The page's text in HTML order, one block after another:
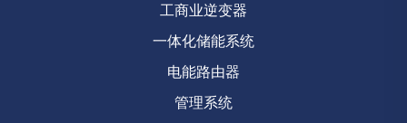
工商业逆变器
一体化储能系统
电能路由器
管理系统